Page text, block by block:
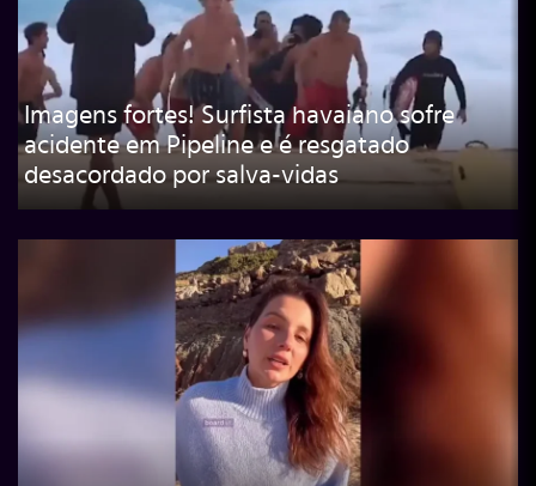
Imagens fortes! Surfista havaiano sofre
acidente em Pipeline e é resgatado
desacordado por salva-vidas